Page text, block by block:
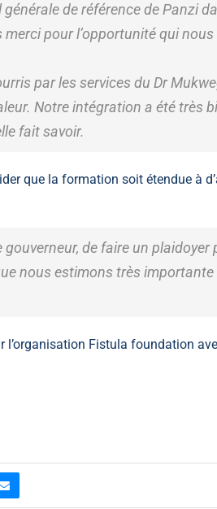
de référence de Panzi
pour l’opportunité qui
par les services du Dr
Notre intégration a été très
fait savoir.
que la formation soit étendue à
de faire un
nous estimons très importante
l’organisation Fistula foundation